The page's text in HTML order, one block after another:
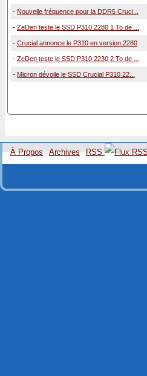
- Nouvelle fréquence pour la DDR5 Cruci...
- ZeDen teste le SSD P310 2280 1 To de ...
- Crucial annonce le P310 en version 2280
- ZeDen teste le SSD P310 2230 2 To de ...
- Micron dévoile le SSD Crucial P310 22...
À Propos Archives RSS